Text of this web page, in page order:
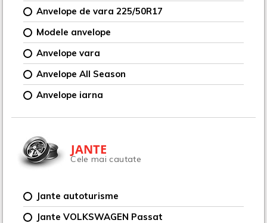
Anvelope de vara 225/50R17
Modele anvelope
Anvelope vara
Anvelope All Season
Anvelope iarna
JANTE
Cele mai cautate
Jante autoturisme
Jante VOLKSWAGEN Passat